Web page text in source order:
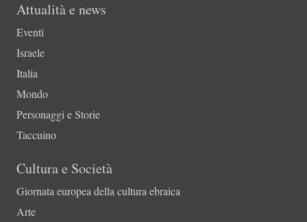
Attualità e news
Eventi
Israele
Italia
Mondo
Personaggi e Storie
Taccuino
Cultura e Società
Giornata europea della cultura ebraica
Arte